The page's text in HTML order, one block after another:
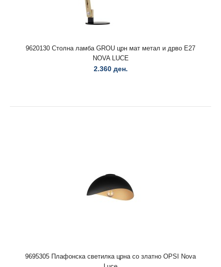
1xЕ27 Nova Luce..
9620130 Столна ламба GROU црн мат метал и дрво E27
NOVA LUCE
2.360 ден.
9620130 Столна ламба GROU црн мат метал и дрво E27
9620130 Столна ламба GROU црн мат метал и дрво E27
NOVA LUCE
2.360 ден.
9695305 Плафонска светилка црнa со златно OPSI Nova